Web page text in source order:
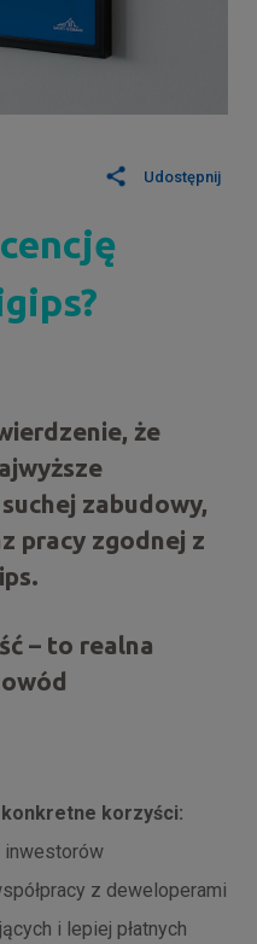
Udostępnij
że
zabudowy,
pracy zgodnej z
– to realna
korzyści:
inwestorów
z deweloperami
i lepiej płatnych